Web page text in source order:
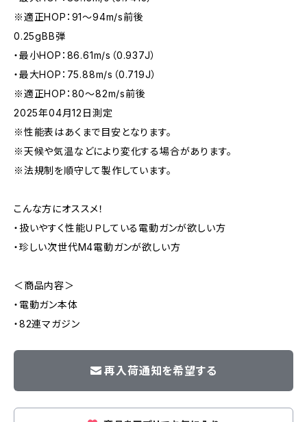
※適正HOP：91～94m/s前後
0.25gBB弾
・最小HOP：86.61m/s（0.937J）
・最大HOP：75.88m/s（0.719J）
※適正HOP：80～82m/s前後
2025年04月12日測定
※性能表はあくまで目安となります。
※天候や気温などにより変化する場合があります。
※法規制を順守して製作しています。
こんな方にオススメ！
・扱いやすく性能ＵＰしている電動ガンが欲しい方
・珍しい次世代M4電動ガンが欲しい方
＜商品内容＞
・電動ガン本体
・82連マガジン
再入荷通知を希望する